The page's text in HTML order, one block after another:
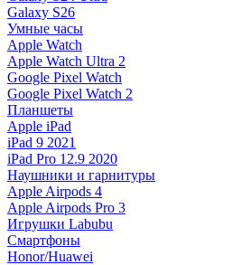
Galaxy S26
Умные часы
Apple Watch
Apple Watch Ultra 2
Google Pixel Watch
Google Pixel Watch 2
Планшеты
Apple iPad
iPad 9 2021
iPad Pro 12.9 2020
Наушники и гарнитуры
Apple Airpods 4
Apple Airpods Pro 3
Игрушки Labubu
Смартфоны
Honor/Huawei